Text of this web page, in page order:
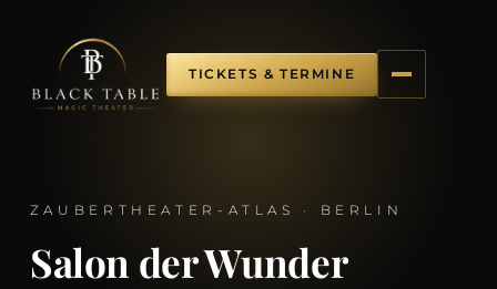
TICKETS & TERMINE
ZAUBERTHEATER-ATLAS · BERLIN
Salon der Wunder